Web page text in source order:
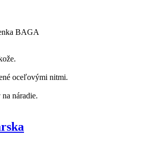
BAGA
oceľovými nitmi.
náradie.